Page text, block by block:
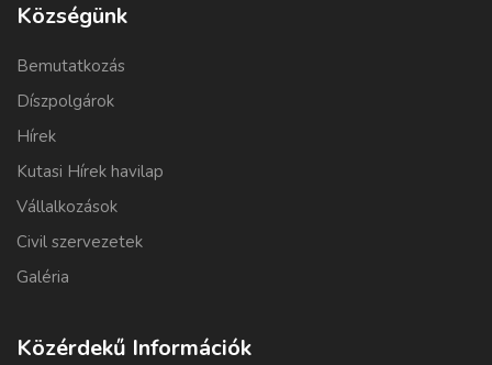
Községünk
Bemutatkozás
Díszpolgárok
Hírek
Kutasi Hírek havilap
Vállalkozások
Civil szervezetek
Galéria
Közérdekű Információk